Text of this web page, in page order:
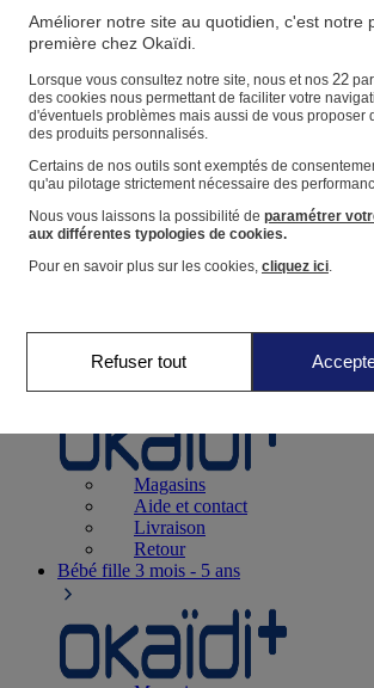
Magasin
Vos informations personnelles
Suivre une commande
Panier
Favoris
Naissance0-12 mois
Magasins
Aide et contact
Livraison
Retour
Bébé fille 3 mois - 5 ans
Améliorer notre site au quotidien, c'est notre
première chez Okaïdi.
Lorsque vous consultez notre site, nous et nos 22
des cookies nous permettant de faciliter votre
d'éventuels problèmes mais aussi de vous proposer
des produits personnalisés.
Certains de nos outils sont exemptés de
qu'au pilotage strictement nécessaire des
Nous vous laissons la possibilité de paramétrer
aux différentes typologies de cookies.
Pour en savoir plus sur les cookies, cliquez ici.
Refuser tout